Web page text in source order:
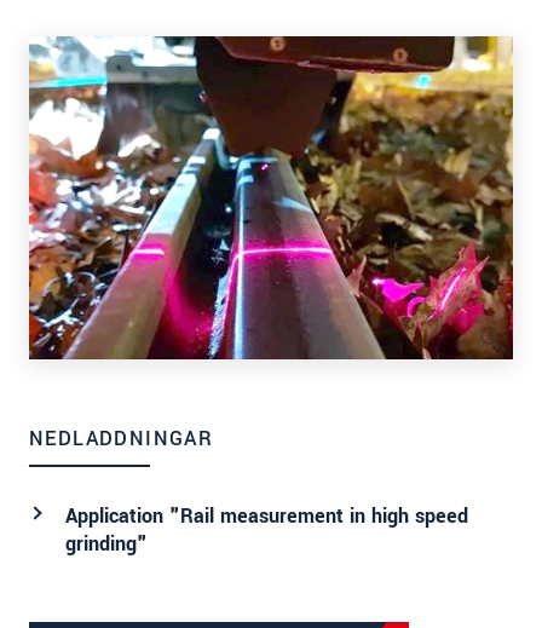
NEDLADDNINGAR
Application "Rail measurement in high speed
grinding"